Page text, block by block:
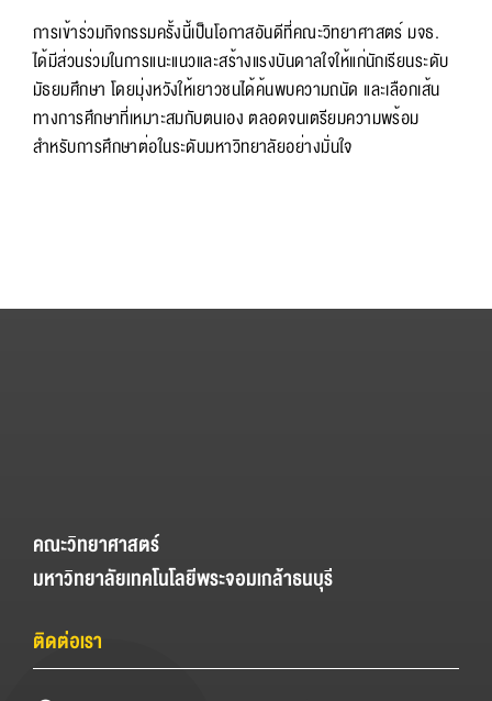
การเข้าร่วมกิจกรรมครั้งนี้เป็นโอกาสอันดีที่คณะวิทยาศาสตร์ มจธ.
ได้มีส่วนร่วมในการแนะแนวและสร้างแรงบันดาลใจให้แก่นักเรียนระดับ
มัธยมศึกษา โดยมุ่งหวังให้เยาวชนได้ค้นพบความถนัด และเลือกเส้น
ทางการศึกษาที่เหมาะสมกับตนเอง ตลอดจนเตรียมความพร้อม
สำหรับการศึกษาต่อในระดับมหาวิทยาลัยอย่างมั่นใจ
คณะวิทยาศาสตร์
มหาวิทยาลัยเทคโนโลยีพระจอมเกล้าธนบุรี
ติดต่อเรา